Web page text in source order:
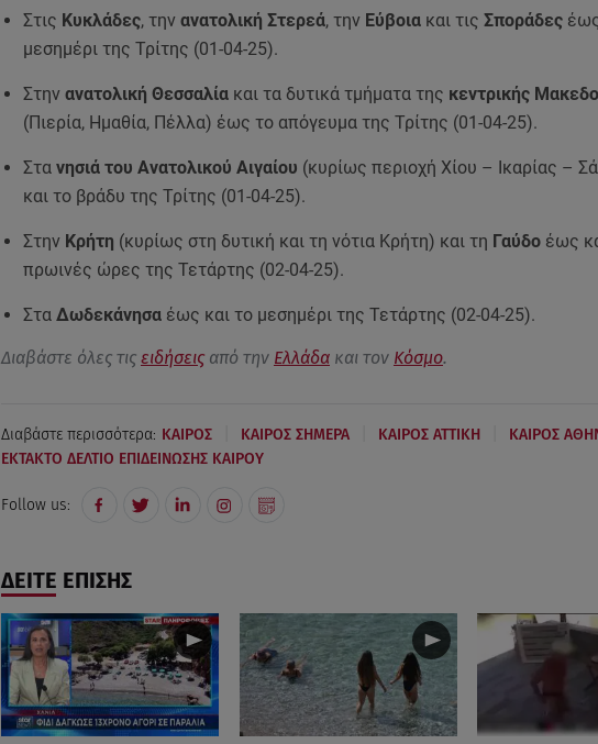
Στις Κυκλάδες, τηνανατολική Στερεά, την Εύβοια και τις Σποράδες
μεσημέρι της Τρίτης (01-04-25).
Στηνανατολική Θεσσαλίακαι τα δυτικά τμήματα της κεντρικής
(Πιερία, Ημαθία, Πέλλα) έως το απόγευμα της Τρίτης (01-04-25).
Στα νησιά του Ανατολικού Αιγαίου (κυρίως περιοχή Χίου – Ικαρίας –
και το βράδυ της Τρίτης (01-04-25).
Στην Κρήτη (κυρίως στη δυτική και τη νότια Κρήτη) και τη Γαύδο έως
πρωινές ώρες της Τετάρτης (02-04-25).
Στα Δωδεκάνησα έως και το μεσημέρι της Τετάρτης (02-04-25).
Διαβάστε όλες τις ειδήσειςαπό την Ελλάδακαι τον Κόσμο.
Διαβάστε περισσότερα: ΚΑΙΡΟΣ ΚΑΙΡΟΣ ΣΗΜΕΡΑ ΚΑΙΡΟΣ ΑΤΤΙΚΗ ΚΑΙΡΟΣ
ΕΚΤΑΚΤΟ ΔΕΛΤΙΟ ΕΠΙΔΕΙΝΩΣΗΣ ΚΑΙΡΟΥ
Follow us:
ΔΕΙΤΕ ΕΠΙΣΗΣ